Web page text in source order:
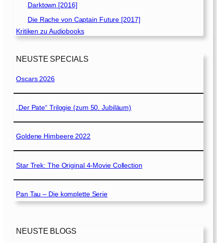
Darktown [2016]
Die Rache von Captain Future [2017]
Kritiken zu Audiobooks
NEUSTE SPECIALS
Oscars 2026
„Der Pate“ Trilogie (zum 50. Jubiläum)
Goldene Himbeere 2022
Star Trek: The Original 4-Movie Collection
Pan Tau – Die komplette Serie
NEUSTE BLOGS